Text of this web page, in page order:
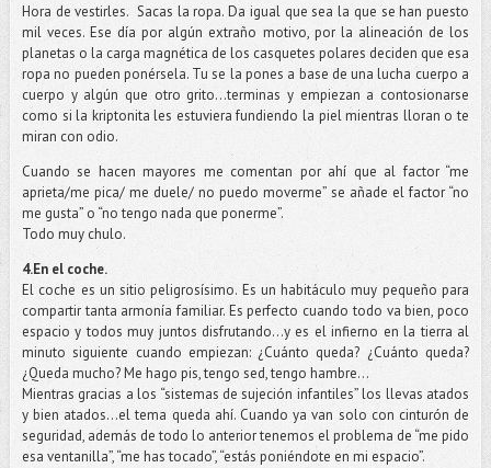
Hora de vestirles. Sacas la ropa. Da igual que sea la que se han puesto
mil veces. Ese día por algún extraño motivo, por la alineación de los
planetas o la carga magnética de los casquetes polares deciden que esa
ropa no pueden ponérsela. Tu se la pones a base de una lucha cuerpo a
cuerpo y algún que otro grito…terminas y empiezan a contosionarse
como si la kriptonita les estuviera fundiendo la piel mientras lloran o te
miran con odio.
Cuando se hacen mayores me comentan por ahí que al factor “me
aprieta/me pica/ me duele/ no puedo moverme” se añade el factor “no
me gusta” o “no tengo nada que ponerme”.
Todo muy chulo.
4.En el coche.
El coche es un sitio peligrosísimo. Es un habitáculo muy pequeño para
compartir tanta armonía familiar. Es perfecto cuando todo va bien, poco
espacio y todos muy juntos disfrutando…y es el infierno en la tierra al
minuto siguiente cuando empiezan: ¿Cuánto queda? ¿Cuánto queda?
¿Queda mucho? Me hago pis, tengo sed, tengo hambre…
Mientras gracias a los “sistemas de sujeción infantiles” los llevas atados
y bien atados…el tema queda ahí. Cuando ya van solo con cinturón de
seguridad, además de todo lo anterior tenemos el problema de “me pido
esa ventanilla”, “me has tocado”, “estás poniéndote en mi espacio”.